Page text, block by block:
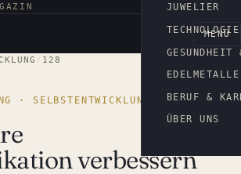
AACHEN
MENÜ
JUWELIER
EDELMETALLE
BERUF &
ÜBER UNS
/ 128
· SELBSTENTWICKLUNG
verbessern